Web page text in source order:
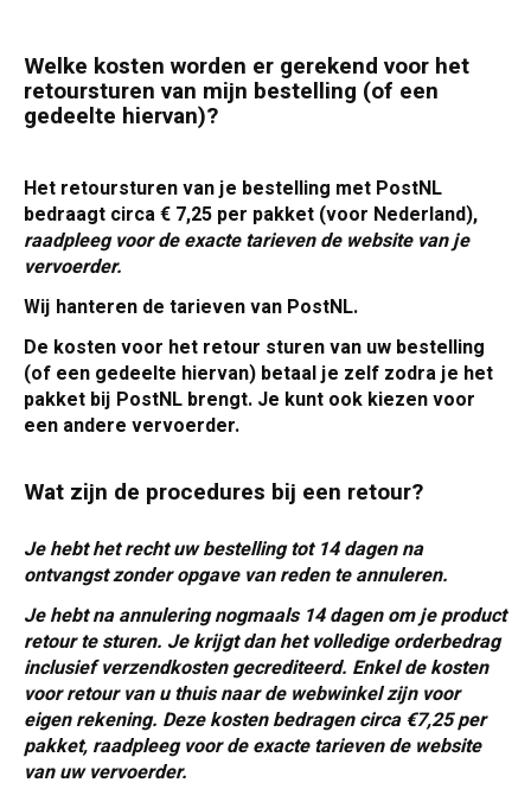
Welke kosten worden er gerekend voor het
retoursturen van mijn bestelling (of een
gedeelte hiervan)?
Het retoursturen van je bestelling met PostNL
bedraagt circa € 7,25 per pakket (voor Nederland),
raadpleeg voor de exacte tarieven de website van je
vervoerder.
Wij hanteren de tarieven van PostNL.
De kosten voor het retour sturen van uw bestelling
(of een gedeelte hiervan) betaal je zelf zodra je het
pakket bij PostNL brengt. Je kunt ook kiezen voor
een andere vervoerder.
Wat zijn de procedures bij een retour?
Je hebt het recht uw bestelling tot 14 dagen na
ontvangst zonder opgave van reden te annuleren.
Je hebt na annulering nogmaals 14 dagen om je product
retour te sturen. Je krijgt dan het volledige orderbedrag
inclusief verzendkosten gecrediteerd. Enkel de kosten
voor retour van u thuis naar de webwinkel zijn voor
eigen rekening. Deze kosten bedragen circa €7,25 per
pakket, raadpleeg voor de exacte tarieven de website
van uw vervoerder.